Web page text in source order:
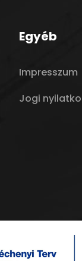
Egyéb
Impresszum
Jogi